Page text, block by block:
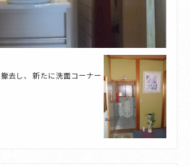
去し、 新たに洗面コーナー